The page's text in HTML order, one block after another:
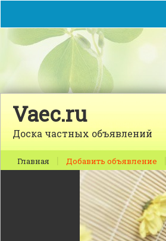
Vaec.ru
Доска частных объявлений
Главная Добавить объявление